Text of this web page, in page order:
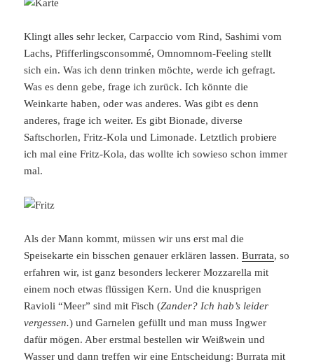
Klingt alles sehr lecker, Carpaccio vom Rind, Sashimi vom
Lachs, Pfifferlingsconsommé, Omnomnom-Feeling stellt
sich ein. Was ich denn trinken möchte, werde ich gefragt.
Was es denn gebe, frage ich zurück. Ich könnte die
Weinkarte haben, oder was anderes. Was gibt es denn
anderes, frage ich weiter. Es gibt Bionade, diverse
Saftschorlen, Fritz-Kola und Limonade. Letztlich probiere
ich mal eine Fritz-Kola, das wollte ich sowieso schon immer
mal.
Als der Mann kommt, müssen wir uns erst mal die
Speisekarte ein bisschen genauer erklären lassen.Burrata, so
erfahren wir, ist ganz besonders leckerer Mozzarella mit
einem noch etwas flüssigen Kern. Und die knusprigen
Ravioli “Meer” sind mit Fisch (Zander? Ich hab’s leider
vergessen.) und Garnelen gefüllt und man muss Ingwer
dafür mögen. Aber erstmal bestellen wir Weißwein und
Wasser und dann treffen wir eine Entscheidung: Burrata mit